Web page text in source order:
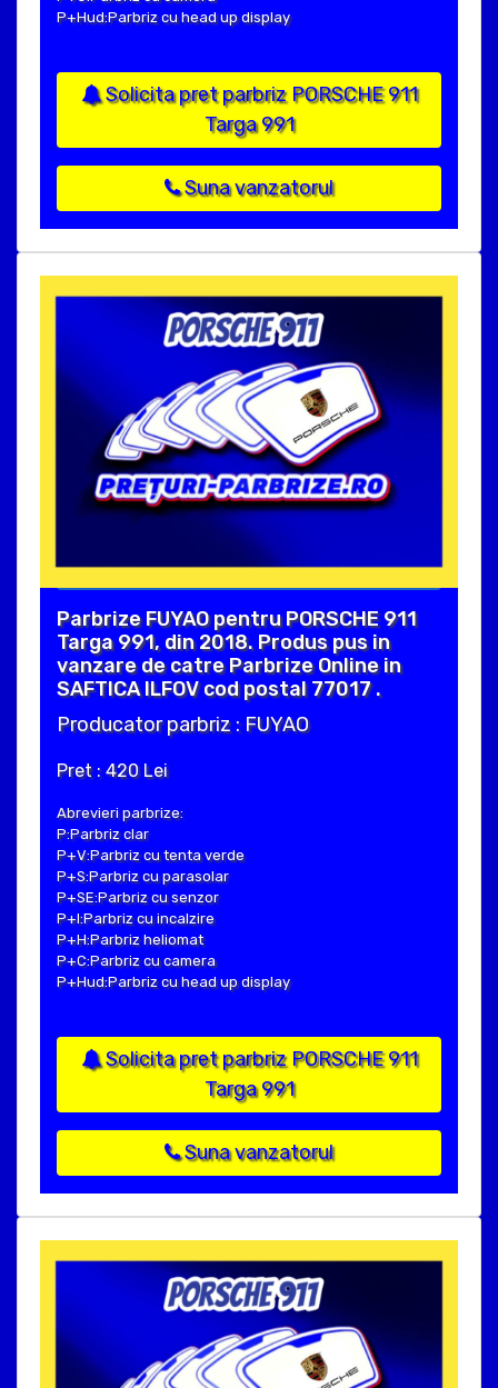
P+Hud:Parbriz cu head up display
Solicita pret parbriz PORSCHE 911
Targa 991
Suna vanzatorul
Parbrize FUYAO pentru PORSCHE 911
Targa 991, din 2018. Produs pus in
vanzare de catre Parbrize Online in
SAFTICA ILFOV cod postal 77017 .
Producator parbriz : FUYAO
Pret : 420 Lei
Abrevieri parbrize:
P:Parbriz clar
P+V:Parbriz cu tenta verde
P+S:Parbriz cu parasolar
P+SE:Parbriz cu senzor
P+I:Parbriz cu incalzire
P+H:Parbriz heliomat
P+C:Parbriz cu camera
P+Hud:Parbriz cu head up display
Solicita pret parbriz PORSCHE 911
Targa 991
Suna vanzatorul